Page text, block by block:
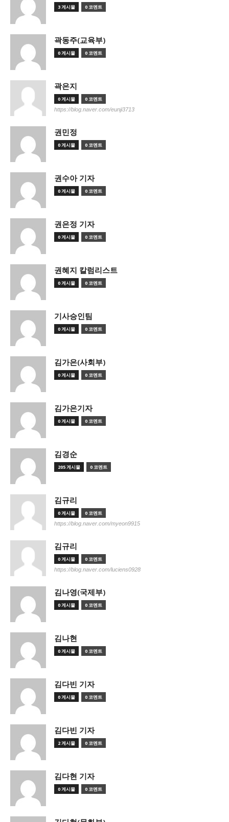
3 게시물 0 코멘트
곽동주(교육부)
0 게시물 0 코멘트
곽은지
0 게시물 0 코멘트
https://blog.naver.com/eunji3713
권민정
0 게시물 0 코멘트
권수아 기자
0 게시물 0 코멘트
권은정 기자
0 게시물 0 코멘트
권혜지 칼럼리스트
0 게시물 0 코멘트
기사승인팀
0 게시물 0 코멘트
김가은(사회부)
0 게시물 0 코멘트
김가은기자
0 게시물 0 코멘트
김경순
205 게시물 0 코멘트
김규리
0 게시물 0 코멘트
https://blog.naver.com/myeon9915
김규리
0 게시물 0 코멘트
https://blog.naver.com/luciens0928
김나영(국제부)
0 게시물 0 코멘트
김나현
0 게시물 0 코멘트
김다빈 기자
0 게시물 0 코멘트
김다빈 기자
2 게시물 0 코멘트
김다현 기자
0 게시물 0 코멘트